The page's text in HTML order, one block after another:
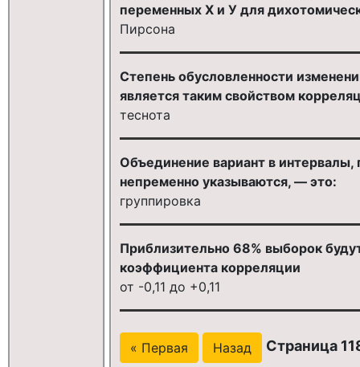
переменных Х и У для
Пирсона
Степень обусловленности
является таким свойством
теснота
Объединение вариант в интервалы,
непременно указываются, — это:
группировка
Приблизительно 68% выборок
коэффициента корреляции
от -0,11 до +0,11
« Первая Назад Страница